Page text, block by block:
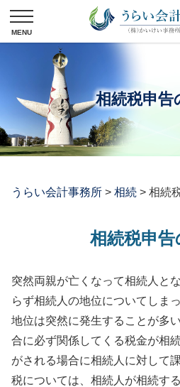
相続税申告
うらい会計事務所 > 相続 > 相続
相続税申
突然両親が亡くなって相続人と
らず相続人の地位についてしま
地位は突然に発生することが多
合に必ず関係してくる税金が相
がされる場合に相続人に対して
税については、相続人が相続す